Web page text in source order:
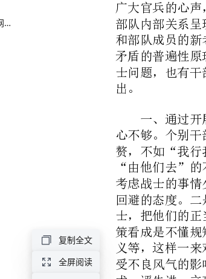
2024年河南省开封市国家电网招聘之文学哲学类考试题库附参考答案（能力提升）
复制全文
全屏阅读